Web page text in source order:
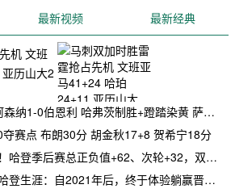
最新视频 最新经典
机 文班
历山大2
1-0伯恩利 哈弗茨制胜+蹬踏染黄 萨卡献助攻
赛点 布朗30分 胡金秋17+8 贺希宁18分
后赛总正负值+62、次轮+32，双数据领跑骑士全队
生涯：自2021年后，终于体验躺赢晋级滋味